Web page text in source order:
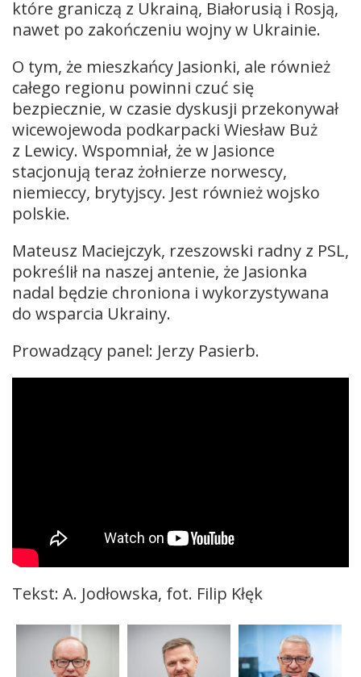
które graniczą z Ukrainą, Białorusią i Rosją,
nawet po zakończeniu wojny w Ukrainie.
O tym, że mieszkańcy Jasionki, ale również
całego regionu powinni czuć się
bezpiecznie, w czasie dyskusji przekonywał
wicewojewoda podkarpacki Wiesław Buż
z Lewicy. Wspomniał, że w Jasionce
stacjonują teraz żołnierze norwescy,
niemieccy, brytyjscy. Jest również wojsko
polskie.
Mateusz Maciejczyk, rzeszowski radny z PSL,
pokreślił na naszej antenie, że Jasionka
nadal będzie chroniona i wykorzystywana
do wsparcia Ukrainy.
Prowadzący panel: Jerzy Pasierb.
Tekst: A. Jodłowska, fot. Filip Kłęk